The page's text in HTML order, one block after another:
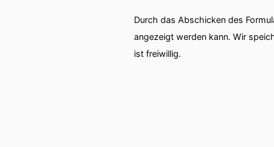
Durch das Abschicken des
angezeigt werden kann. Wir
ist freiwillig.